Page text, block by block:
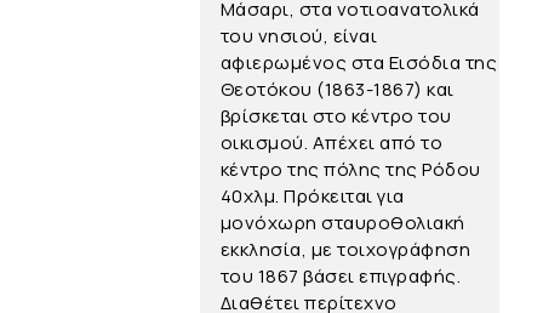
Μάσαρι, στα νοτιοανατολικά
του νησιού, είναι
αφιερωμένος στα Εισόδια της
Θεοτόκου (1863-1867) και
βρίσκεται στο κέντρο του
οικισμού. Απέχει από το
κέντρο της πόλης της Ρόδου
40χλμ. Πρόκειται για
μονόχωρη σταυροθολιακή
εκκλησία, με τοιχογράφηση
του 1867 βάσει επιγραφής.
Διαθέτει περίτεχνο